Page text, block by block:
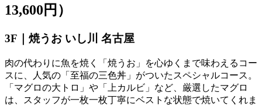
13,600円）
3F｜焼うお いし川 名古屋
肉の代わりに魚を焼く「焼うお」を心ゆくまで味わえるコー
スに、人気の「至福の三色丼」がついたスペシャルコース。
「マグロの大トロ」や「上カルビ」など、厳選したマグロ
は、スタッフが一枚一枚丁寧にベストな状態で焼いてくれま